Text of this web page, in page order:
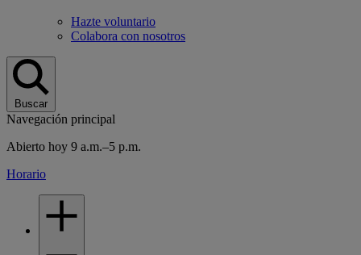
Hazte voluntario
Colabora con nosotros
Buscar
Navegación principal
Abierto hoy 9 a.m.–5 p.m.
Horario